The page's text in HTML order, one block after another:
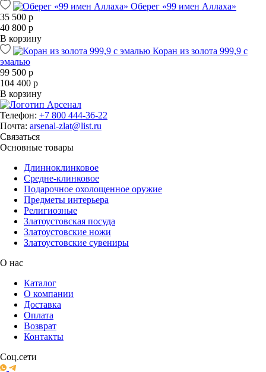
Оберег «99 имен Аллаха»
35 500 р
40 800 р
В корзину
Коран из золота 999,9 с
эмалью
99 500 р
104 400 р
В корзину
Телефон: +7 800 444-36-22
Почта: arsenal-zlat@list.ru
Связаться
Основные товары
Длинноклинковое
Средне-клинковое
Подарочное охолощенное оружие
Предметы интерьера
Религиозные
Златоустовская посуда
Златоустовские ножи
Златоустовские сувениры
О нас
Каталог
О компании
Доставка
Оплата
Возврат
Контакты
Соц.сети